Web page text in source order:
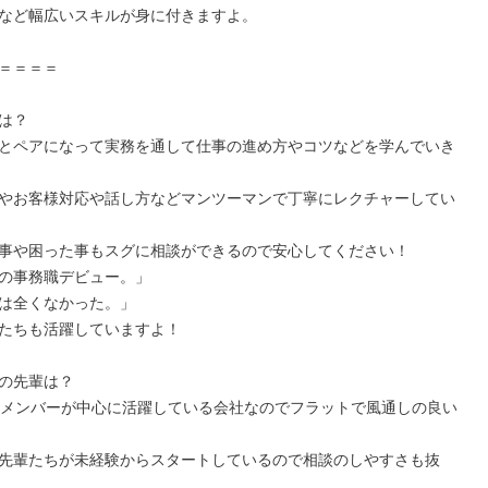
ど幅広いスキルが身に付きますよ。
＝＝＝
？
ペアになって実務を通して仕事の進め方やコツなどを学んでいき
お客様対応や話し方などマンツーマンで丁寧にレクチャーしてい
や困った事もスグに相談ができるので安心してください！
事務職デビュー。」
全くなかった。」
ちも活躍していますよ！
先輩は？
ンバーが中心に活躍している会社なのでフラットで風通しの良い
輩たちが未経験からスタートしているので相談のしやすさも抜